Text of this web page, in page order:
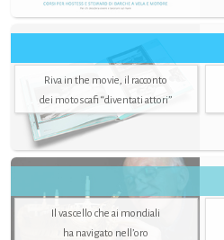
Riva in the movie, il racconto
dei motoscafi “diventati attori”
Il vascello che ai mondiali
ha navigato nell’oro